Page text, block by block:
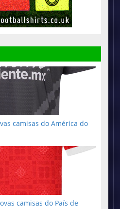
camisas do América do
camisas do País de